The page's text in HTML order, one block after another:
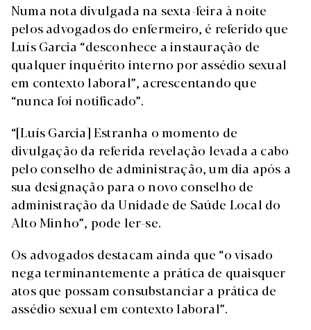
Numa nota divulgada na sexta-feira à noite
pelos advogados do enfermeiro, é referido que
Luís Garcia “desconhece a instauração de
qualquer inquérito interno por assédio sexual
em contexto laboral”, acrescentando que
“nunca foi notificado”.
“[Luís Garcia] Estranha o momento de
divulgação da referida revelação levada a cabo
pelo conselho de administração, um dia após a
sua designação para o novo conselho de
administração da Unidade de Saúde Local do
Alto Minho”, pode ler-se.
Os advogados destacam ainda que “o visado
nega terminantemente a prática de quaisquer
atos que possam consubstanciar a prática de
assédio sexual em contexto laboral”.